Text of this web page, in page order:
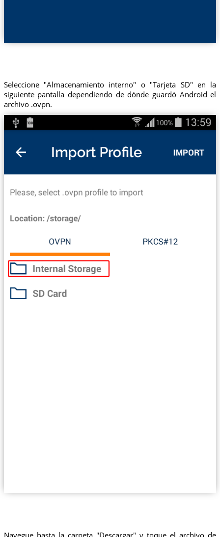
Seleccione "Almacenamiento interno" o "Tarjeta SD" en la
siguiente pantalla dependiendo de dónde guardó Android el
archivo .ovpn.
Navegue hasta la carpeta "Descargar" y toque el archivo de